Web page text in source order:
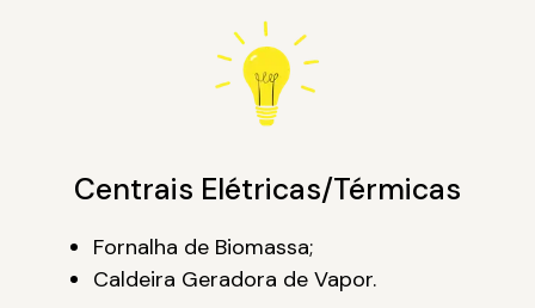
Centrais Elétricas/Térmicas
Fornalha de Biomassa;
Caldeira Geradora de Vapor.